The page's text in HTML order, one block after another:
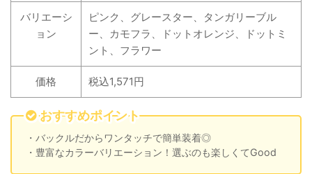
バリエーシ
ョン
ピンク、グレースター、タンガリーブル
ー、カモフラ、ドットオレンジ、ドットミ
ント、フラワー
価格 税込1,571円
おすすめポイント
・バックルだからワンタッチで簡単装着◎
・豊富なカラーバリエーション！選ぶのも楽しくてGood